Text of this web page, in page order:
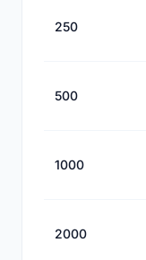
250
500
1000
2000